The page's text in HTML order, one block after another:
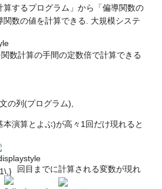
するプログラム」から「偏導関数の
数の値を計算できる. 大規模システ
数計算の手間の定数倍で計算できる
の列(プログラム),
演算とよぶ)が高々1回だけ現れると
回目までに計算される変数が現れ
{\displaystyle
{\displaystyle